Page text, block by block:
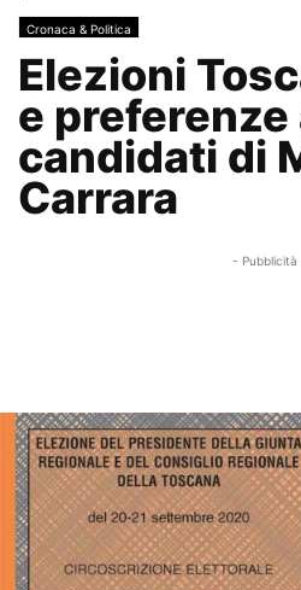
Cronaca & Politica
Elezioni
e preferenze
candidati di
Carrara
- Pubblicità